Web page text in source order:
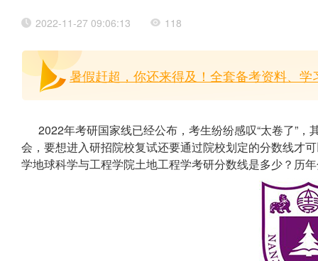
2022-11-27 09:06:13 118
暑假赶超，你还来得及！全套备考资料、学
2022年考研国家线已经公布，考生纷纷感叹“太卷了”
会，要想进入研招院校复试还要通过院校划定的分数线才
学地球科学与工程学院土地工程学考研分数线是多少？历